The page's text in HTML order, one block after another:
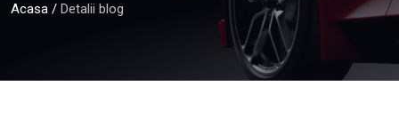
Acasa / Detalii blog